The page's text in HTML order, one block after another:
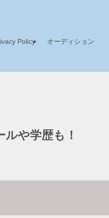
Policy オーディション
や学歴も！